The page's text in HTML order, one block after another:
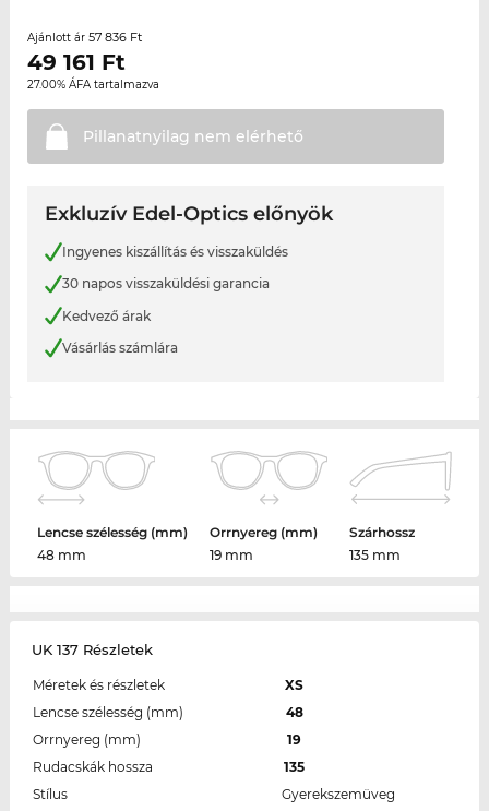
Ajánlott ár 57 836 Ft
49 161 Ft
27.00% ÁFA tartalmazva
Pillanatnyilag nem elérhető
Exkluzív Edel-Optics előnyök
Ingyenes kiszállítás és visszaküldés
30 napos visszaküldési garancia
Kedvező árak
Vásárlás számlára
Lencse szélesség (mm)
48 mm
Orrnyereg (mm)
19 mm
Szárhossz
135 mm
UK 137 Részletek
Méretek és részletek
XS
Lencse szélesség (mm)
48
Orrnyereg (mm)
19
Rudacskák hossza
135
Stílus
Gyerekszemüveg